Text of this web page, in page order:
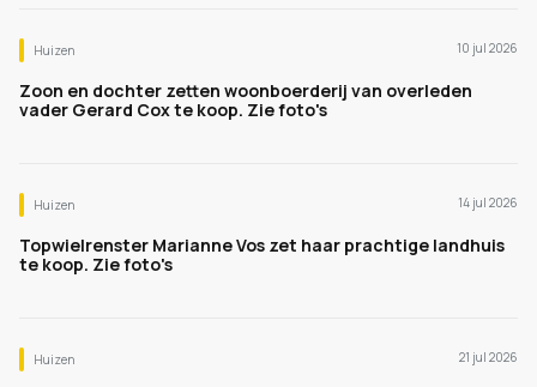
Huizen 10 jul 2026
Zoon en dochter zetten woonboerderij van overleden
vader Gerard Cox te koop. Zie foto's
Huizen 14 jul 2026
Topwielrenster Marianne Vos zet haar prachtige landhuis
te koop. Zie foto's
Huizen 21 jul 2026